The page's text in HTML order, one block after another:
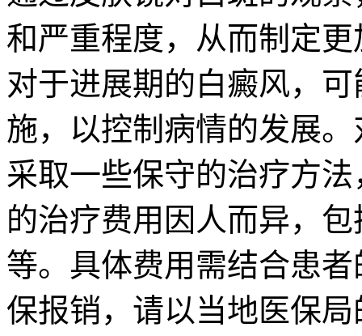
和严重程度，从而制定
对于进展期的白癜风，
施，以控制病情的发展
采取一些保守的治疗方
的治疗费用因人而异，
等。具体费用需结合患
保报销，请以当地医保